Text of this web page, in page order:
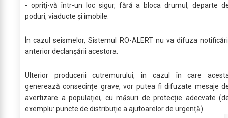
- opriţi-vă într-un loc sigur, fără a bloca drumul, departe
poduri, viaducte şi imobile.
În cazul seismelor, Sistemul RO-ALERT nu va difuza
anterior declanșării acestora.
Ulterior producerii cutremurului, în cazul în care
generează consecințe grave, vor putea fi difuzate mesaje
avertizare a populației, cu măsuri de protecție adecvate
exemplu: puncte de distribuție a ajutoarelor de urgență).